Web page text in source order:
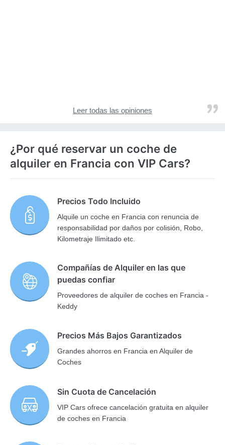
Leer todas las opiniones
¿Por qué reservar un coche de
alquiler en Francia con VIP Cars?
Precios Todo Incluido
Alquile un coche en Francia con renuncia de
responsabilidad por daños por colisión, Robo,
Kilometraje Ilimitado etc.
Compañías de Alquiler en las que
puedas confiar
Proveedores de alquiler de coches en Francia -
Keddy
Precios Más Bajos Garantizados
Grandes ahorros en Francia en Alquiler de
Coches
Sin Cuota de Cancelación
VIP Cars ofrece cancelación gratuita en alquiler
de coches en Francia